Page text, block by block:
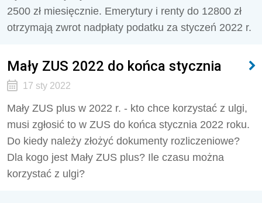
2500 zł miesięcznie. Emerytury i renty do 12800 zł
otrzymają zwrot nadpłaty podatku za styczeń 2022 r.
Mały ZUS 2022 do końca stycznia
17 sty 2022
Mały ZUS plus w 2022 r. - kto chce korzystać z ulgi,
musi zgłosić to w ZUS do końca stycznia 2022 roku.
Do kiedy należy złożyć dokumenty rozliczeniowe?
Dla kogo jest Mały ZUS plus? Ile czasu można
korzystać z ulgi?